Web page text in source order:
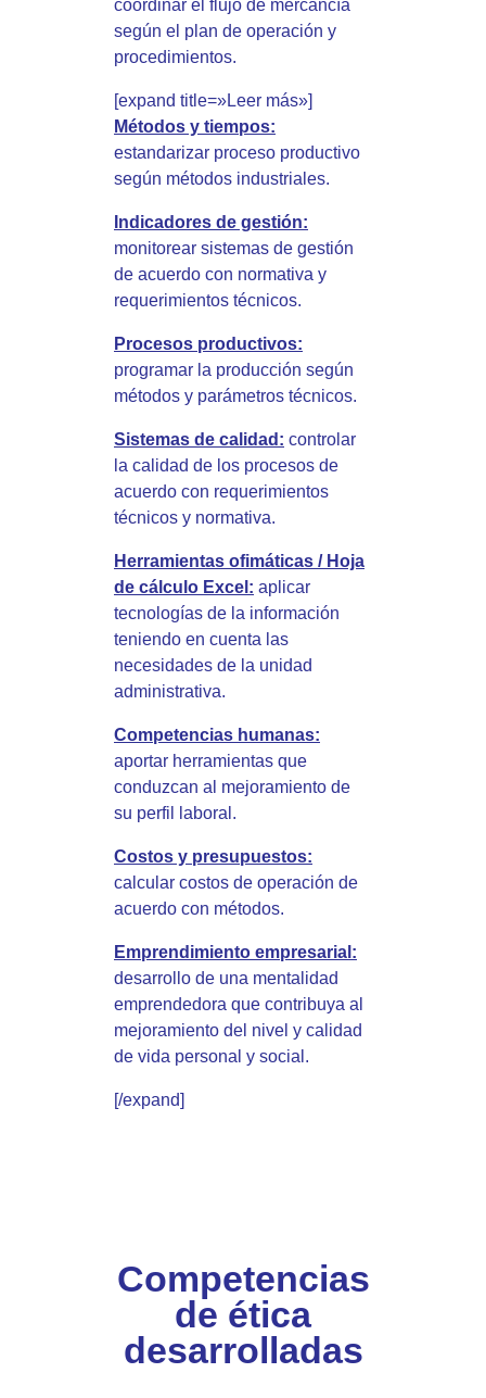
coordinar el flujo de mercancía
según el plan de operación y
procedimientos.
[expand title=»Leer más»]
Métodos y tiempos:
estandarizar proceso productivo
según métodos industriales.
Indicadores de gestión:
monitorear sistemas de gestión
de acuerdo con normativa y
requerimientos técnicos.
Procesos productivos:
programar la producción según
métodos y parámetros técnicos.
Sistemas de calidad: controlar
la calidad de los procesos de
acuerdo con requerimientos
técnicos y normativa.
Herramientas ofimáticas / Hoja
de cálculo Excel: aplicar
tecnologías de la información
teniendo en cuenta las
necesidades de la unidad
administrativa.
Competencias humanas:
aportar herramientas que
conduzcan al mejoramiento de
su perfil laboral.
Costos y presupuestos:
calcular costos de operación de
acuerdo con métodos.
Emprendimiento empresarial:
desarrollo de una mentalidad
emprendedora que contribuya al
mejoramiento del nivel y calidad
de vida personal y social.
[/expand]
Competencias
de ética
desarrolladas